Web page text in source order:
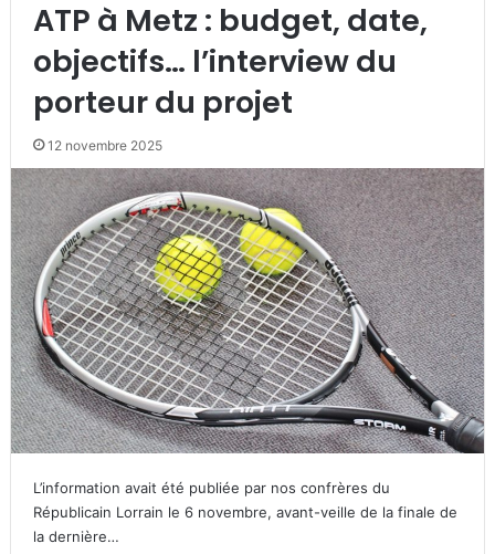
ATP à Metz : budget, date,
objectifs… l’interview du
porteur du projet
12 novembre 2025
L’information avait été publiée par nos confrères du
Républicain Lorrain le 6 novembre, avant-veille de la finale de
la dernière…